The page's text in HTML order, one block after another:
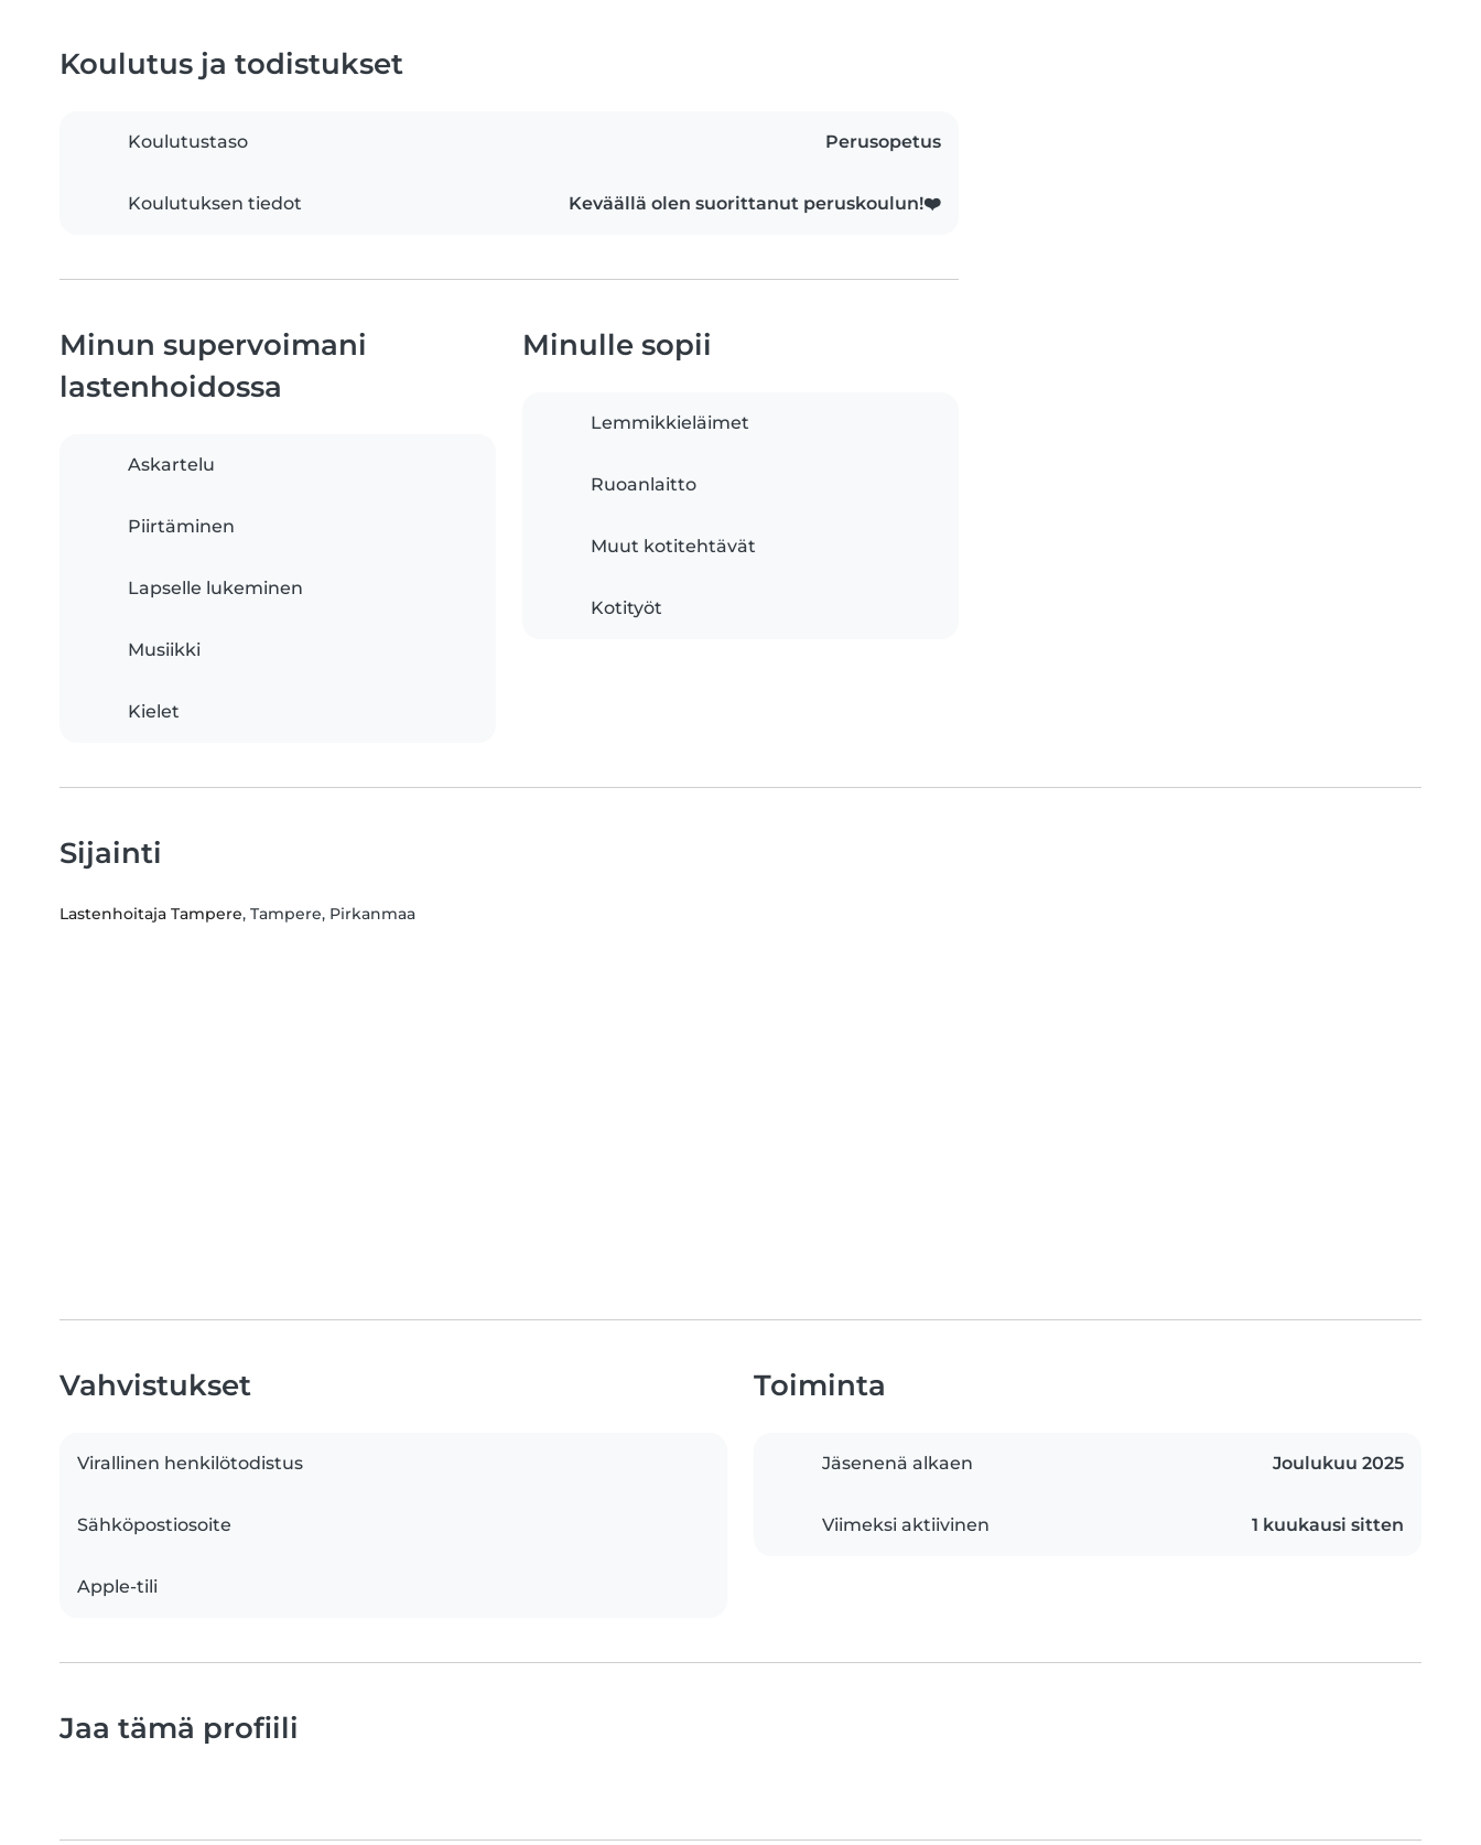
Koulutus ja todistukset
Koulutustaso Perusopetus
Koulutuksen tiedot Keväällä olen suorittanut peruskoulun!❤️
Minun supervoimani
lastenhoidossa
Askartelu
Piirtäminen
Lapselle lukeminen
Musiikki
Kielet
Minulle sopii
Lemmikkieläimet
Ruoanlaitto
Muut kotitehtävät
Kotityöt
Sijainti
Lastenhoitaja Tampere, Tampere, Pirkanmaa
Vahvistukset
Virallinen henkilötodistus
Sähköpostiosoite
Apple-tili
Toiminta
Jäsenenä alkaen Joulukuu 2025
Viimeksi aktiivinen 1 kuukausi sitten
Jaa tämä profiili